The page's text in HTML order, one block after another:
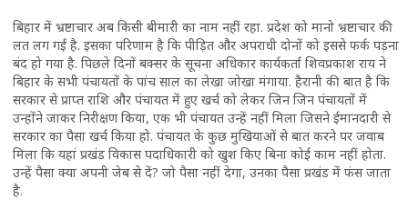
बिहार में भ्रष्टाचार अब किसी बीमारी का नाम नहीं रहा. प्रदेश को मानो भ्रष्टाचार की
लत लग गई है. इसका परिणाम है कि पीड़ित और अपराधी दोनों को इससे फर्क पड़ना
बंद हो गया है. पिछले दिनों बक्सर के सूचना अधिकार कार्यकर्ता शिवप्रकाश राय ने
बिहार के सभी पंचायतों के पांच साल का लेखा जोखा मंगाया. हैरानी की बात है कि
सरकार से प्राप्त राशि और पंचायत में हुए खर्च को लेकर जिन जिन पंचायतों में
उन्होंने जाकर निरीक्षण किया, एक भी पंचायत उन्हें नहीं मिला जिसने ईमानदारी से
सरकार का पैसा खर्च किया हो. पंचायत के कुछ मुखियाओं से बात करने पर जवाब
मिला कि यहां प्रखंड विकास पदाधिकारी को खुश किए बिना कोई काम नहीं होता.
उन्हें पैसा क्या अपनी जेब से दें? जो पैसा नहीं देगा, उनका पैसा प्रखंड में फंस जाता
है.